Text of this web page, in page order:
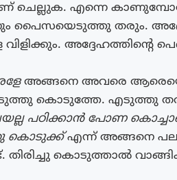
ചെല്ലുക. എന്നെ
പൈസയെടുത്തു തരും.
വിളിക്കും. അദ്ദേഹത്തിൻ്റെ
അങ്ങനെ അവരെ
കൊടുത്തേ. എടുത്തു
പഠിക്കാൻ പോണ
കൊടുക്ക്എന്ന് അങ്ങനെ പല
തിരിച്ചു കൊടുത്താൽ